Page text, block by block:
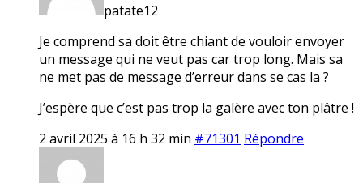
patate12
Je comprend sa doit être chiant de vouloir envoyer
un message qui ne veut pas car trop long. Mais sa
ne met pas de message d’erreur dans se cas la ?
J’espère que c’est pas trop la galère avec ton plâtre !
2 avril 2025 à 16 h 32 min #71301 Répondre